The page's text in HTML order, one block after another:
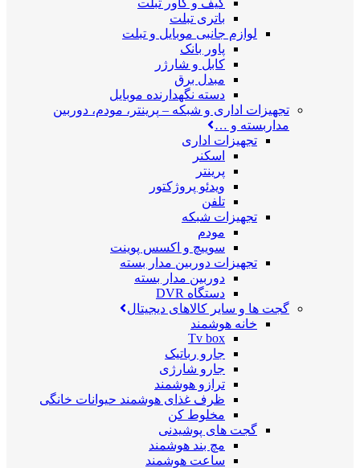
کیف و کاور تبلت
باتری تبلت
لوازم جانبی موبایل و تبلت
پاور بانک
کابل و شارژر
مبدل برق
دسته نگهدارنده موبایل
تجهیزات اداری و شبکه – پرینتر، مودم، دوربین
مداربسته و …
تجهیزات اداری
اسکنر
پرینتر
ویدئو پروژکتور
تلفن
تجهیزات شبکه
مودم
سوییچ و اکسس پوینت
تجهیزات دوربین مدار بسته
دوربین مدار بسته
دستگاه DVR
گجت ها و سایر کالاهای دیجیتال
خانه هوشمند
Tv box
جارو رباتیک
جارو شارژی
ترازو هوشمند
ظرف غذای هوشمند حیوانات خانگی
مخلوط کن
گجت های پوشیدنی
مچ بند هوشمند
ساعت هوشمند